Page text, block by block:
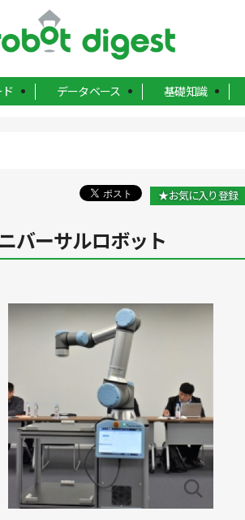
データベース 基礎知識
★お気に入り登録
バーサルロボット